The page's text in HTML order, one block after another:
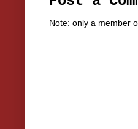
Note: only a member